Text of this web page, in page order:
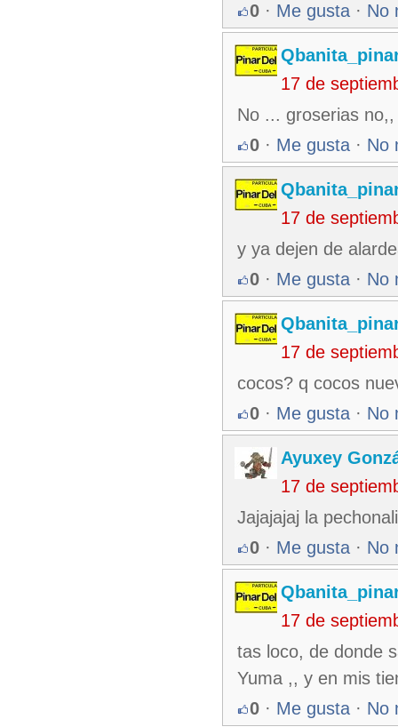
0 · Me gusta · No
17 de
No ... groserias
0 · Me gusta · No
17 de
y ya dejen de
0 · Me gusta · No
17 de
cocos? q cocos
0 · Me gusta · No
Ayuxey
17 de
Jajajajaj la
0 · Me gusta · No
17 de
tas loco, de donde
Yuma ,, y en mis
0 · Me gusta · No